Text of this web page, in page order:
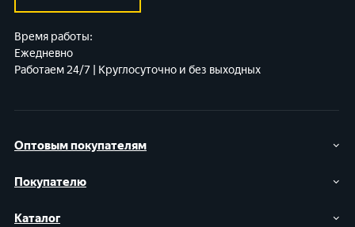
Оптовым покупателям
Покупателю
Каталог
Время работы:
Ежедневно
Работаем 24/7 | Круглосуточно и без выходных